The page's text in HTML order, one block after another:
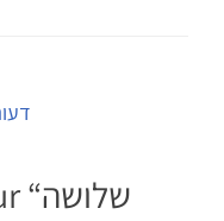
“שלושה